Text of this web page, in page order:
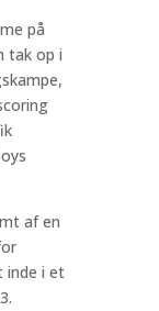
på
tak op i
af en
inde i et